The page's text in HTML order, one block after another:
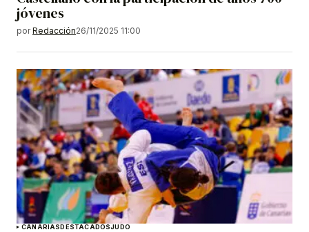
jóvenes
por Redacción26/11/2025 11:00
CANARIASDESTACADOSJUDO